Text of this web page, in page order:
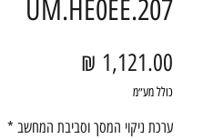
UM.HE0EE.207
כולל מע״מ
ערכת ניקוי המסך וסביבת המחשב *